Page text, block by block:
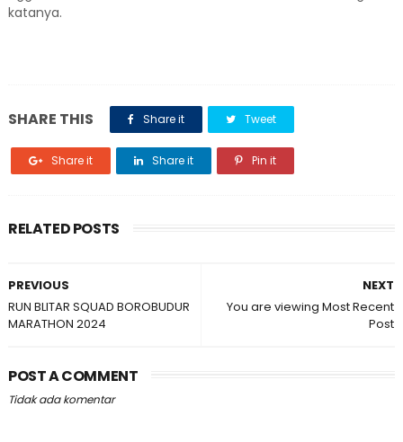
katanya.
SHARE THIS Share it Tweet
Share it Share it Pin it
RELATED POSTS
NEXT
You are viewing Most Recent
Post
PREVIOUS
RUN BLITAR SQUAD BOROBUDUR
MARATHON 2024
POST A COMMENT
Tidak ada komentar